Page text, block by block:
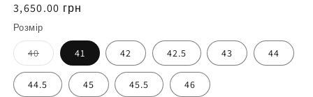
Звичайна
ціна
3,650.00 грн
Розмір
40Варіант
розпроданий
або
відсутній
41 42 42.5 43 44
44.5 45 45.5 46